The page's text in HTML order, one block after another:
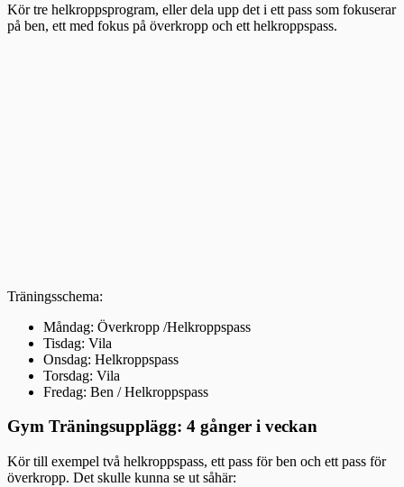
Kör tre helkroppsprogram, eller dela upp det i ett pass som fokuserar
på ben, ett med fokus på överkropp och ett helkroppspass.
Träningsschema:
Måndag: Överkropp /Helkroppspass
Tisdag: Vila
Onsdag: Helkroppspass
Torsdag: Vila
Fredag: Ben / Helkroppspass
Gym Träningsupplägg: 4 gånger i veckan
Kör till exempel två helkroppspass, ett pass för ben och ett pass för
överkropp. Det skulle kunna se ut såhär: